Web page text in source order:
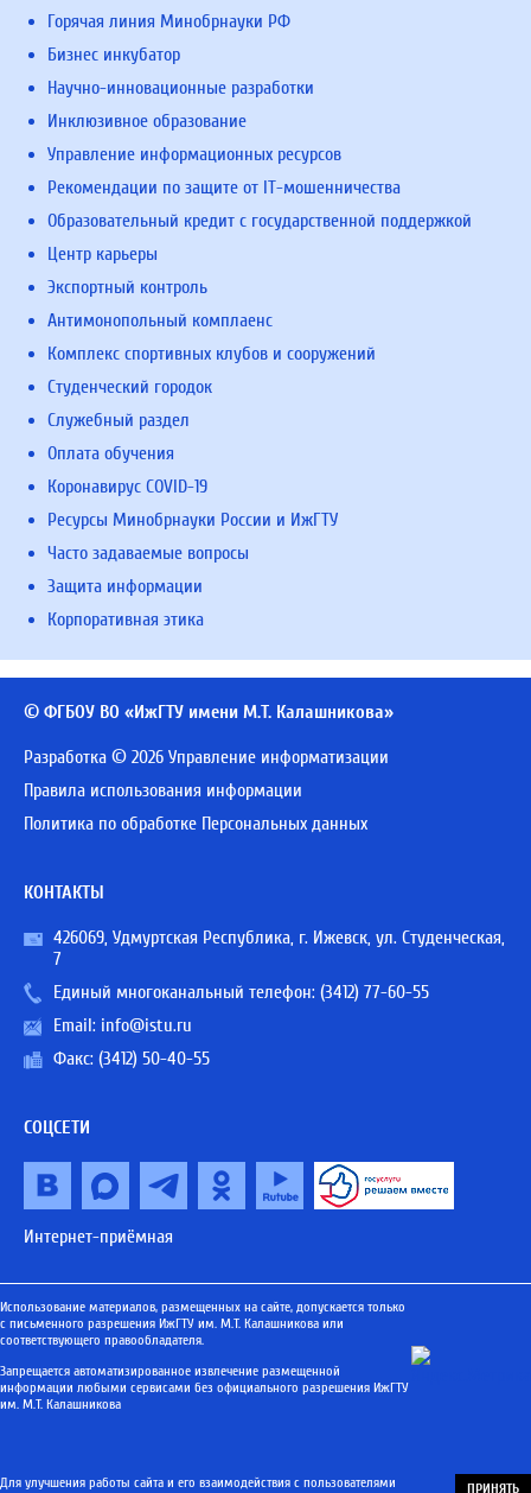
Горячая линия Минобрнауки РФ
Бизнес инкубатор
Научно-инновационные разработки
Инклюзивное образование
Управление информационных ресурсов
Рекомендации по защите от IT-мошенничества
Образовательный кредит с государственной поддержкой
Центр карьеры
Экспортный контроль
Антимонопольный комплаенс
Комплекс спортивных клубов и сооружений
Студенческий городок
Служебный раздел
Оплата обучения
Коронавирус COVID-19
Ресурсы Минобрнауки России и ИжГТУ
Часто задаваемые вопросы
Защита информации
Корпоративная этика
© ФГБОУ ВО «ИжГТУ имени М.Т. Калашникова»
Разработка © 2026 Управление информатизации
Правила использования информации
Политика по обработке Персональных данных
КОНТАКТЫ
426069, Удмуртская Республика, г. Ижевск, ул. Студенческая,
7
Единый многоканальный телефон: (3412) 77-60-55
Email: info@istu.ru
Факс: (3412) 50-40-55
СОЦСЕТИ
Интернет-приёмная
Использование материалов, размещенных на сайте, допускается только
с письменного разрешения ИжГТУ им. М.Т. Калашникова или
соответствующего правообладателя.
Запрещается автоматизированное извлечение размещенной
информации любыми сервисами без официального разрешения ИжГТУ
им. М.Т. Калашникова
Для улучшения работы сайта и его взаимодействия с пользователями
ПРИНЯТЬ